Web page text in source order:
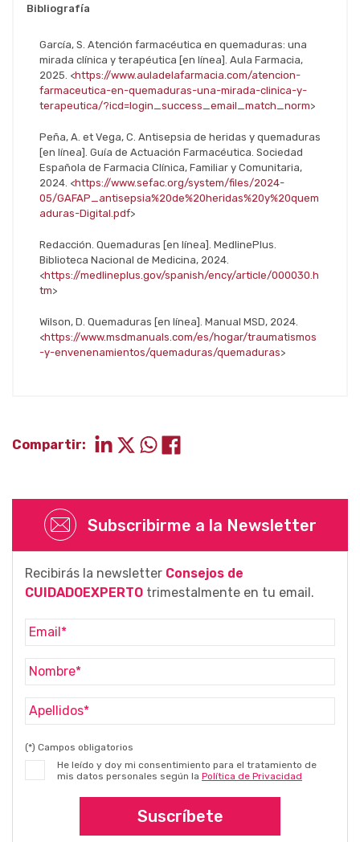
Bibliografía
García, S. Atención farmacéutica en quemaduras: una
mirada clínica y terapéutica [en línea]. Aula Farmacia,
2025. <https://www.auladelafarmacia.com/atencion-
farmaceutica-en-quemaduras-una-mirada-clinica-y-
terapeutica/?icd=login_success_email_match_norm>
Peña, A. et Vega, C. Antisepsia de heridas y quemaduras
[en línea]. Guía de Actuación Farmacéutica. Sociedad
Española de Farmacia Clínica, Familiar y Comunitaria,
2024. <https://www.sefac.org/system/files/2024-
05/GAFAP_antisepsia%20de%20heridas%20y%20quem
aduras-Digital.pdf>
Redacción. Quemaduras [en línea]. MedlinePlus.
Biblioteca Nacional de Medicina, 2024.
<https://medlineplus.gov/spanish/ency/article/000030.h
tm>
Wilson, D. Quemaduras [en línea]. Manual MSD, 2024.
<https://www.msdmanuals.com/es/hogar/traumatismos
-y-envenenamientos/quemaduras/quemaduras>
Compartir:
Subscribirme a la Newsletter
Recibirás la newsletter Consejos de
CUIDADOEXPERTO trimestalmente en tu email.
(*) Campos obligatorios
He leído y doy mi consentimiento para el tratamiento de
mis datos personales según la Política de Privacidad
Suscríbete